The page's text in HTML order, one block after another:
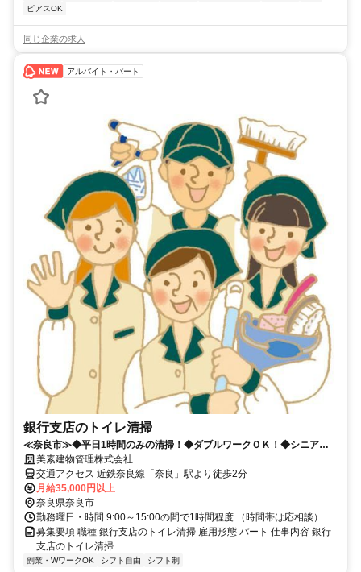
ピアスOK
同じ企業の求人
アルバイト・パート
銀行支店のトイレ清掃
≪奈良市≫◆平日1時間のみの清掃！◆ダブルワークＯＫ！◆シニア世
代女性活躍中！◆未経験OK！
美素建物管理株式会社
交通アクセス 近鉄奈良線「奈良」駅より徒歩2分
月給35,000円以上
奈良県奈良市
勤務曜日・時間 9:00～15:00の間で1時間程度 （時間帯は応相談）
募集要項 職種 銀行支店のトイレ清掃 雇用形態 パート 仕事内容 銀行
支店のトイレ清掃
副業・WワークOK シフト自由 シフト制